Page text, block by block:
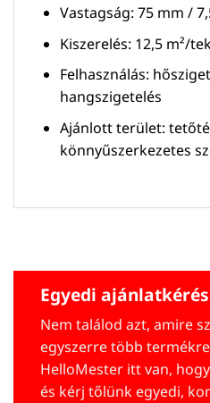
Vastagság: 75 mm /
Kiszerelés: 12,5 m²/
Felhasználás:
hangszigetelés
Ajánlott terület:
könnyűszerkezetes
Egyedi ajánlatkérés
Nem találod azt, amire
egyszerre több
HelloMester itt van,
és kérj tőlünk egyedi,